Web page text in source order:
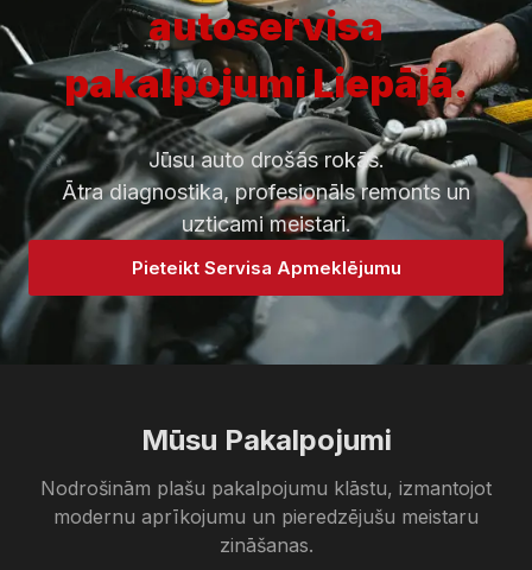
autoservisa
pakalpojumi Liepājā.
Jūsu auto drošās rokās.
Ātra diagnostika, profesionāls remonts un
uzticami meistari.
Pieteikt Servisa Apmeklējumu
Mūsu Pakalpojumi
Nodrošinām plašu pakalpojumu klāstu, izmantojot
modernu aprīkojumu un pieredzējušu meistaru
zināšanas.